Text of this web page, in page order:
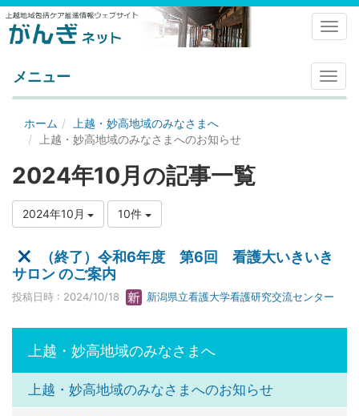
メ
ニ
メニュー
ホーム
上越・妙高地域のみなさまへ
上越・妙高地域のみなさまへのお知らせ
2024年10月の記事一覧
2024年10月 10件
（終了）令和6年度 第6回 看護大いきいき
サロン のご案内
投稿日時 : 2024/10/18 新潟県立看護大学看護研究交流センター
上越・妙高地域のみなさまへ
上越・妙高地域のみなさまへのお知らせ